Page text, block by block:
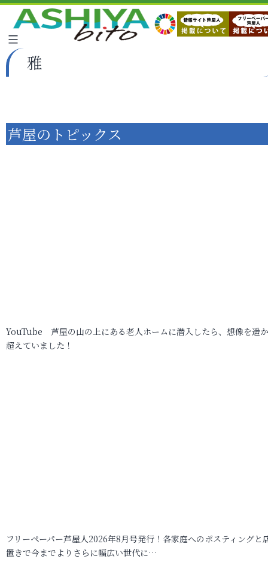
雅
芦屋のトピックス
YouTube 芦屋の山の上にある老人ホームに潜入したら、想像を遥
超えていました！
フリーペーパー芦屋人2026年8月号発行！各家庭へのポスティングと
置きで今までよりさらに幅広い世代に…